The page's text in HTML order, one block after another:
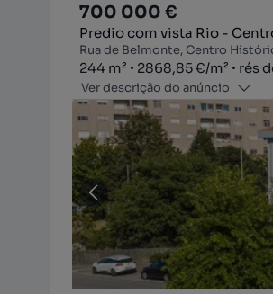
700 000 €
Predio com vista Rio -
Rua de Belmonte, Centro
Zona
244 m²
Preço por metro quadrado
2868,85 €/m²
Andar rés
Ver descrição do anúncio